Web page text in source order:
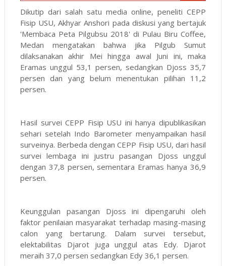
Dikutip dari salah satu media online, peneliti CEPP
Fisip USU, Akhyar Anshori pada diskusi yang bertajuk
'Membaca Peta Pilgubsu 2018' di Pulau Biru Coffee,
Medan mengatakan bahwa jika Pilgub Sumut
dilaksanakan akhir Mei hingga awal Juni ini, maka
Eramas unggul 53,1 persen, sedangkan Djoss 35,7
persen dan yang belum menentukan pilihan 11,2
persen.
Hasil survei CEPP Fisip USU ini hanya dipublikasikan
sehari setelah Indo Barometer menyampaikan hasil
surveinya. Berbeda dengan CEPP Fisip USU, dari hasil
survei lembaga ini justru pasangan Djoss unggul
dengan 37,8 persen, sementara Eramas hanya 36,9
persen.
Keunggulan pasangan Djoss ini dipengaruhi oleh
faktor penilaian masyarakat terhadap masing-masing
calon yang bertarung. Dalam survei tersebut,
elektabilitas Djarot juga unggul atas Edy. Djarot
meraih 37,0 persen sedangkan Edy 36,1 persen.